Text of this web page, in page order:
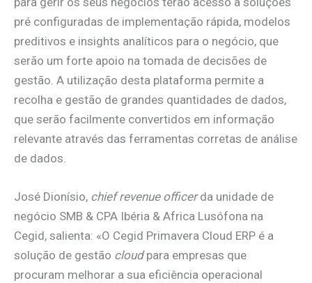
pré configuradas de implementação rápida, modelos
preditivos e insights analíticos para o negócio, que
serão um forte apoio na tomada de decisões de
gestão. A utilização desta plataforma permite a
recolha e gestão de grandes quantidades de dados,
que serão facilmente convertidos em informação
relevante através das ferramentas corretas de análise
de dados.
José Dionísio, chief revenue officerda unidade de
negócio SMB & CPA Ibéria & Africa Lusófona na
Cegid, salienta: «O Cegid Primavera Cloud ERP é a
solução de gestão cloudpara empresas que
procuram melhorar a sua eficiência operacional